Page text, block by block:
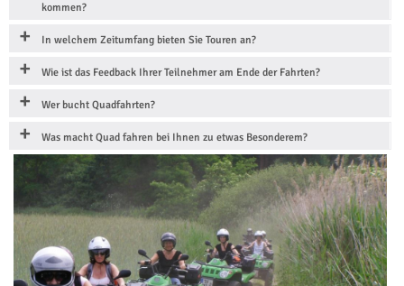
kommen?
In welchem Zeitumfang bieten Sie Touren an?
Wie ist das Feedback Ihrer Teilnehmer am Ende der Fahrten?
Wer bucht Quadfahrten?
Was macht Quad fahren bei Ihnen zu etwas Besonderem?